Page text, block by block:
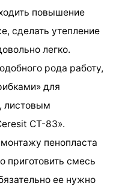
повышение
сделать утепление
легко.
рода работу,
для
листовым
CT-83».
пенопласта
приготовить смесь
ее нужно